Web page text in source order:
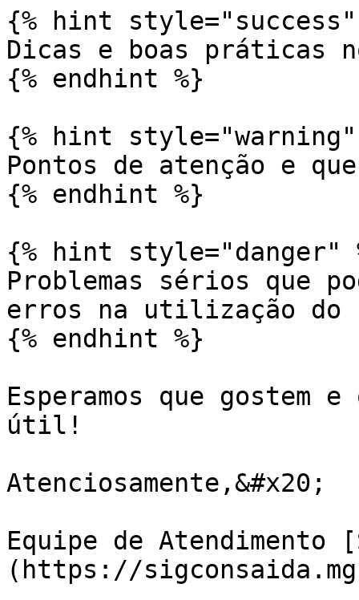
{% hint style="success"
Dicas e boas práticas
{% endhint %}
{% hint style="warning"
Pontos de atenção e
{% endhint %}
{% hint style="danger"
Problemas sérios que
erros na utilização do
{% endhint %}
Esperamos que gostem
útil!
Atenciosamente,&#x20;
Equipe de Atendimento
(https://